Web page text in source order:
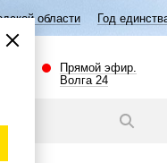
Год единства народов
Прямой эфир.
Волга 24